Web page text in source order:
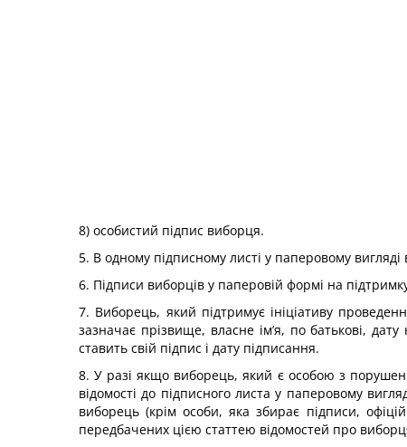
8) особистий підпис виборця.
5. В одному підписному листі у паперовому
6. Підписи виборців у паперовій формі на
7. Виборець, який підтримує ініціативу
зазначає прізвище, власне ім’я, по батькові,
ставить свій підпис і дату підписання.
8. У разі якщо виборець, який є особою з
відомості до підписного листа у паперовому
виборець (крім особи, яка збирає підписи,
передбачених цією статтею відомостей про